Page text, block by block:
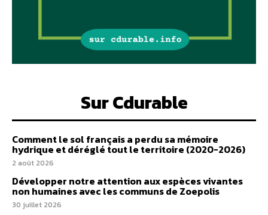
Sur Cdurable
Comment le sol français a perdu sa mémoire
hydrique et déréglé tout le territoire (2020-2026)
2 août 2026
Développer notre attention aux espèces vivantes
non humaines avec les communs de Zoepolis
30 juillet 2026